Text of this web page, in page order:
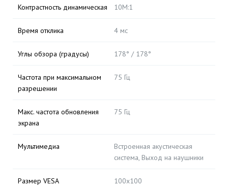
Контрастность динамическая 10М:1
Время отклика 4 мс
Углы обзора (градусы) 178° / 178°
Частота при максимальном
разрешении
75 Гц
Макс. частота обновления
экрана
75 Гц
Мультимедиа
Встроенная акустическая
система, Выход на наушники
Размер VESA 100x100